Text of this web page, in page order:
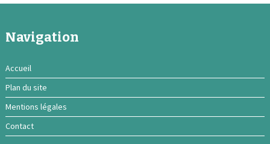
Navigation
Accueil
Plan du site
Mentions légales
Contact